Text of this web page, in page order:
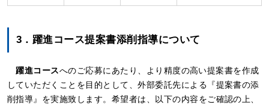
3．躍進コース提案書添削指導について
躍進コースへのご応募にあたり、より精度の高い提案書を作成
していただくことを目的として、外部委託先による『提案書の添
削指導』を実施致します。希望者は、以下の内容をご確認の上、